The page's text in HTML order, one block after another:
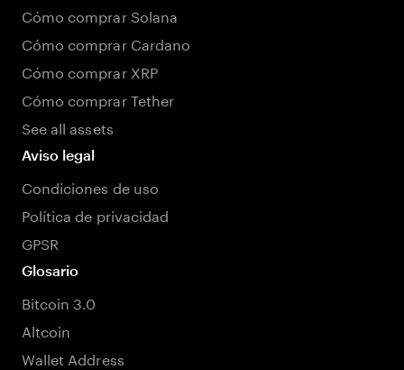
Cómo comprar Solana
Cómo comprar Cardano
Cómo comprar XRP
Cómo comprar Tether
See all assets
Aviso legal
Condiciones de uso
Política de privacidad
GPSR
Glosario
Bitcoin 3.0
Altcoin
Wallet Address